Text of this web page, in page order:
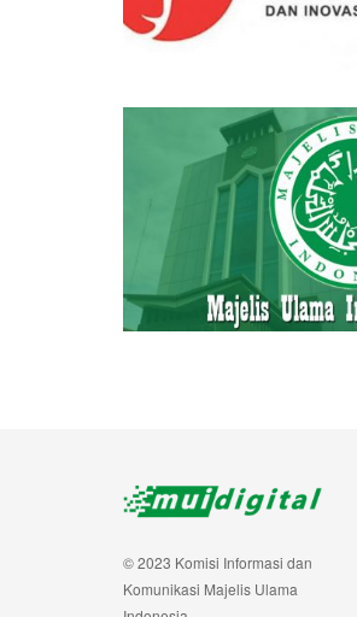
© 2023 Komisi Informasi dan
Komunikasi Majelis Ulama